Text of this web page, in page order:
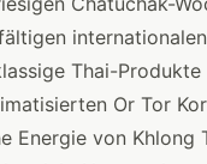
Thai-
Or Tor
Energie von Khlong